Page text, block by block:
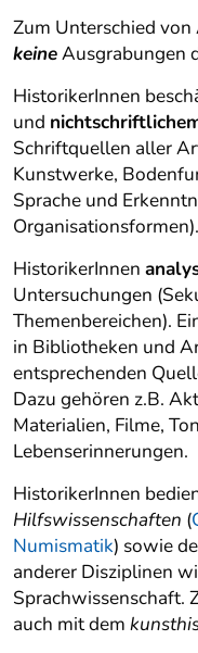
Zum Unterschied
keineAusgrabungen
HistorikerInnen
und
Schriftquellen aller
Kunstwerke,
Sprache und
Organisationsformen).
HistorikerInnen
Untersuchungen
Themenbereichen).
in Bibliotheken und
entsprechenden
Dazu gehören z.B.
Materialien, Filme,
Lebenserinnerungen.
HistorikerInnen
Hilfswissenschaften (
Numismatik) sowie
anderer Disziplinen
Sprachwissenschaft.
auch mit dem